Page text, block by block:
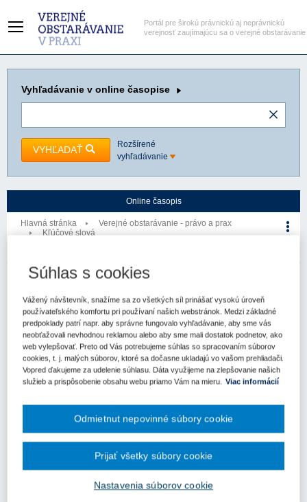
Portál pre širokú právnickú aj neprávnickú
verejnosť zaujímajúcu sa o verejné obstarávanie
Vyhľadávanie v online časopise
VYHĽADAŤ
Rozšírené
vyhľadávanie
Online časopis
Hlavná stránka
Verejné obstarávanie - právo a prax
Kľúčové slová
Aktuality
Aplikácia sociálneho hľadiska vo verejnom
obstarávaní v praxi
Článok sa venuje problematike aplikácie sociálneho hľadiska vo
verejnom obstarávaní v praxi aj s uvedením konkrétnych príkladov
úpravou sociálneho hľadiska vo verejnom obstarávaní a r...
Kľúčové slová
Súhlas s cookies
Vážený návštevník, snažíme sa zo všetkých síl prinášať vysokú úroveň
používateľského komfortu pri používaní našich webstránok. Medzi základné
predpoklady patrí napr. aby správne fungovalo vyhľadávanie, aby sme vás
neobťažovali nevhodnou reklamou alebo aby sme mali dostatok podnetov, ako
web vylepšovať. Preto od Vás potrebujeme súhlas so spracovaním súborov
cookies, t. j. malých súborov, ktoré sa dočasne ukladajú vo vašom prehliadači.
Vopred ďakujeme za udelenie súhlasu. Dáta využijeme na zlepšovanie našich
služieb a prispôsobenie obsahu webu priamo Vám na mieru. Viac informácií
Nastavenia súborov cookie
Odmietnut nepovinné súbory cookie
Prijať všetky súbory cookie